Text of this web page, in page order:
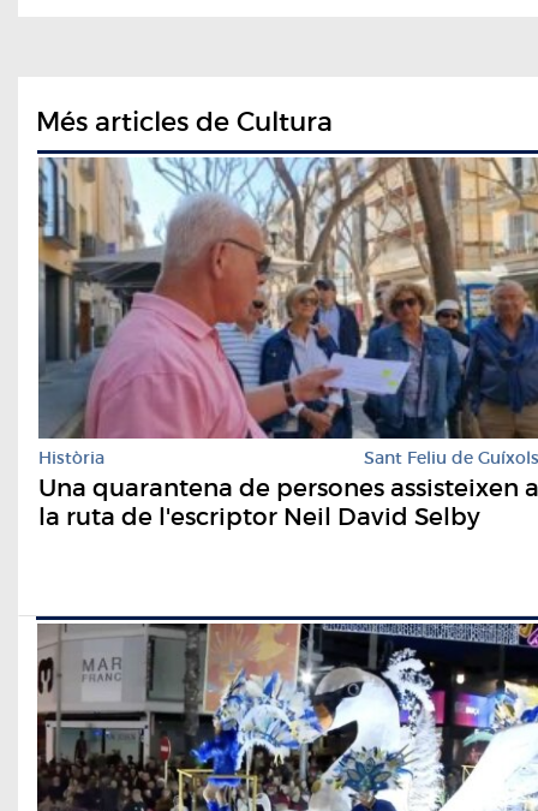
Més articles de Cultura
Història Sant Feliu de Guíxols
Una quarantena de persones assisteixen a
la ruta de l'escriptor Neil David Selby